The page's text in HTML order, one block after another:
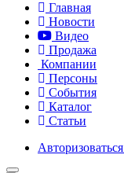
Главная
Новости
Видео
Продажа
Компании
Персоны
События
Каталог
Статьи
Авторизоваться